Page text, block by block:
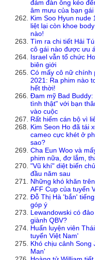
đám đàn ông kéo
âm mưu của bạn gái
Kim Soo Hyun nude
liệt lại còn khoe
nào!
Tìm ra chi tiết Hải
cô gái nào được ưu
Israel vẫn tổ chức
biên giới
Có mấy cô nữ chính
2021: Ra phim nào
hết thời!
Đam mỹ Bad
tình thật" với bạn
vào cuộc
Rất hiếm cán bộ vì
Kim Seon Ho đã tái
cameo cực khét ở
sao?
Cha Eun Woo và
phim nữa, đơ lắm,
"Vũ khí" diệt biến
đầu năm sau
Những khó khăn
AFF Cup của tuyển
Đỗ Thị Hà 'bắn'
góp ý
Lewandowski có
giành QBV?
Huấn luyện viên
tuyển Việt Nam'
Khó chịu cảnh Song
Man'